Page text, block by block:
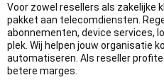
Voor zowel resellers als zakelijke
pakket aan telecomdiensten.
abonnementen, device services,
plek. Wij helpen jouw organisatie
automatiseren. Als reseller
betere marges.